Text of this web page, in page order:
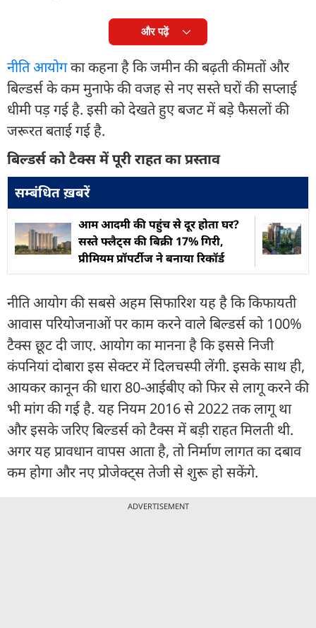
और पढ़ें
नीति आयोगका कहना है कि जमीन की बढ़ती कीमतों और
बिल्डर्स के कम मुनाफे की वजह से नए सस्ते घरों की सप्लाई
धीमी पड़ गई है. इसी को देखते हुए बजट में बड़े फैसलों की
जरूरत बताई गई है.
बिल्डर्स को टैक्स में पूरी राहत का प्रस्ताव
सम्बंधित ख़बरें
आम आदमी की पहुंच से दूर होता घर?
सस्ते फ्लैट्स की बिक्री 17% गिरी,
प्रीमियम प्रॉपर्टीज ने बनाया रिकॉर्ड
नीति आयोग की सबसे अहम सिफारिश यह है कि किफायती
आवास परियोजनाओं पर काम करने वाले बिल्डर्स को 100%
टैक्स छूट दी जाए. आयोग का मानना है कि इससे निजी
कंपनियां दोबारा इस सेक्टर में दिलचस्पी लेंगी. इसके साथ ही,
आयकर कानून की धारा 80-आईबीए को फिर से लागू करने की
भी मांग की गई है. यह नियम 2016 से 2022 तक लागू था
और इसके जरिए बिल्डर्स को टैक्स में बड़ी राहत मिलती थी.
अगर यह प्रावधान वापस आता है, तो निर्माण लागत का दबाव
कम होगा और नए प्रोजेक्ट्स तेजी से शुरू हो सकेंगे.
ADVERTISEMENT